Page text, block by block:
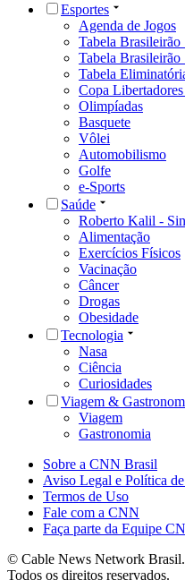
Esportes
Agenda de Jogos
Tabela Brasileirão
Tabela Brasileirão
Tabela
Copa
Olimpíadas
Basquete
Vôlei
Automobilismo
Golfe
e-Sports
Saúde
Roberto Kalil -
Alimentação
Exercícios Físicos
Vacinação
Câncer
Drogas
Obesidade
Tecnologia
Nasa
Ciência
Curiosidades
Viagem &
Viagem
Gastronomia
Sobre a CNN Brasil
Aviso Legal e Política
Termos de Uso
Fale com a CNN
Faça parte da Equipe
© Cable News Network
Todos os direitos reservados.